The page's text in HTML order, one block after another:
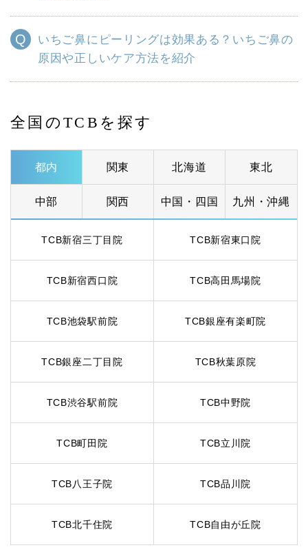
いちご鼻にピーリングは効果ある？いちご鼻の
原因や正しいケア方法を紹介
全国のTCBを探す
都内 関東 北海道 東北
中部 関西 中国・四国 九州・沖縄
TCB新宿三丁目院 TCB新宿東口院
TCB新宿西口院 TCB高田馬場院
TCB池袋駅前院 TCB銀座有楽町院
TCB銀座二丁目院 TCB秋葉原院
TCB渋谷駅前院 TCB中野院
TCB町田院 TCB立川院
TCB八王子院 TCB品川院
TCB北千住院 TCB自由が丘院